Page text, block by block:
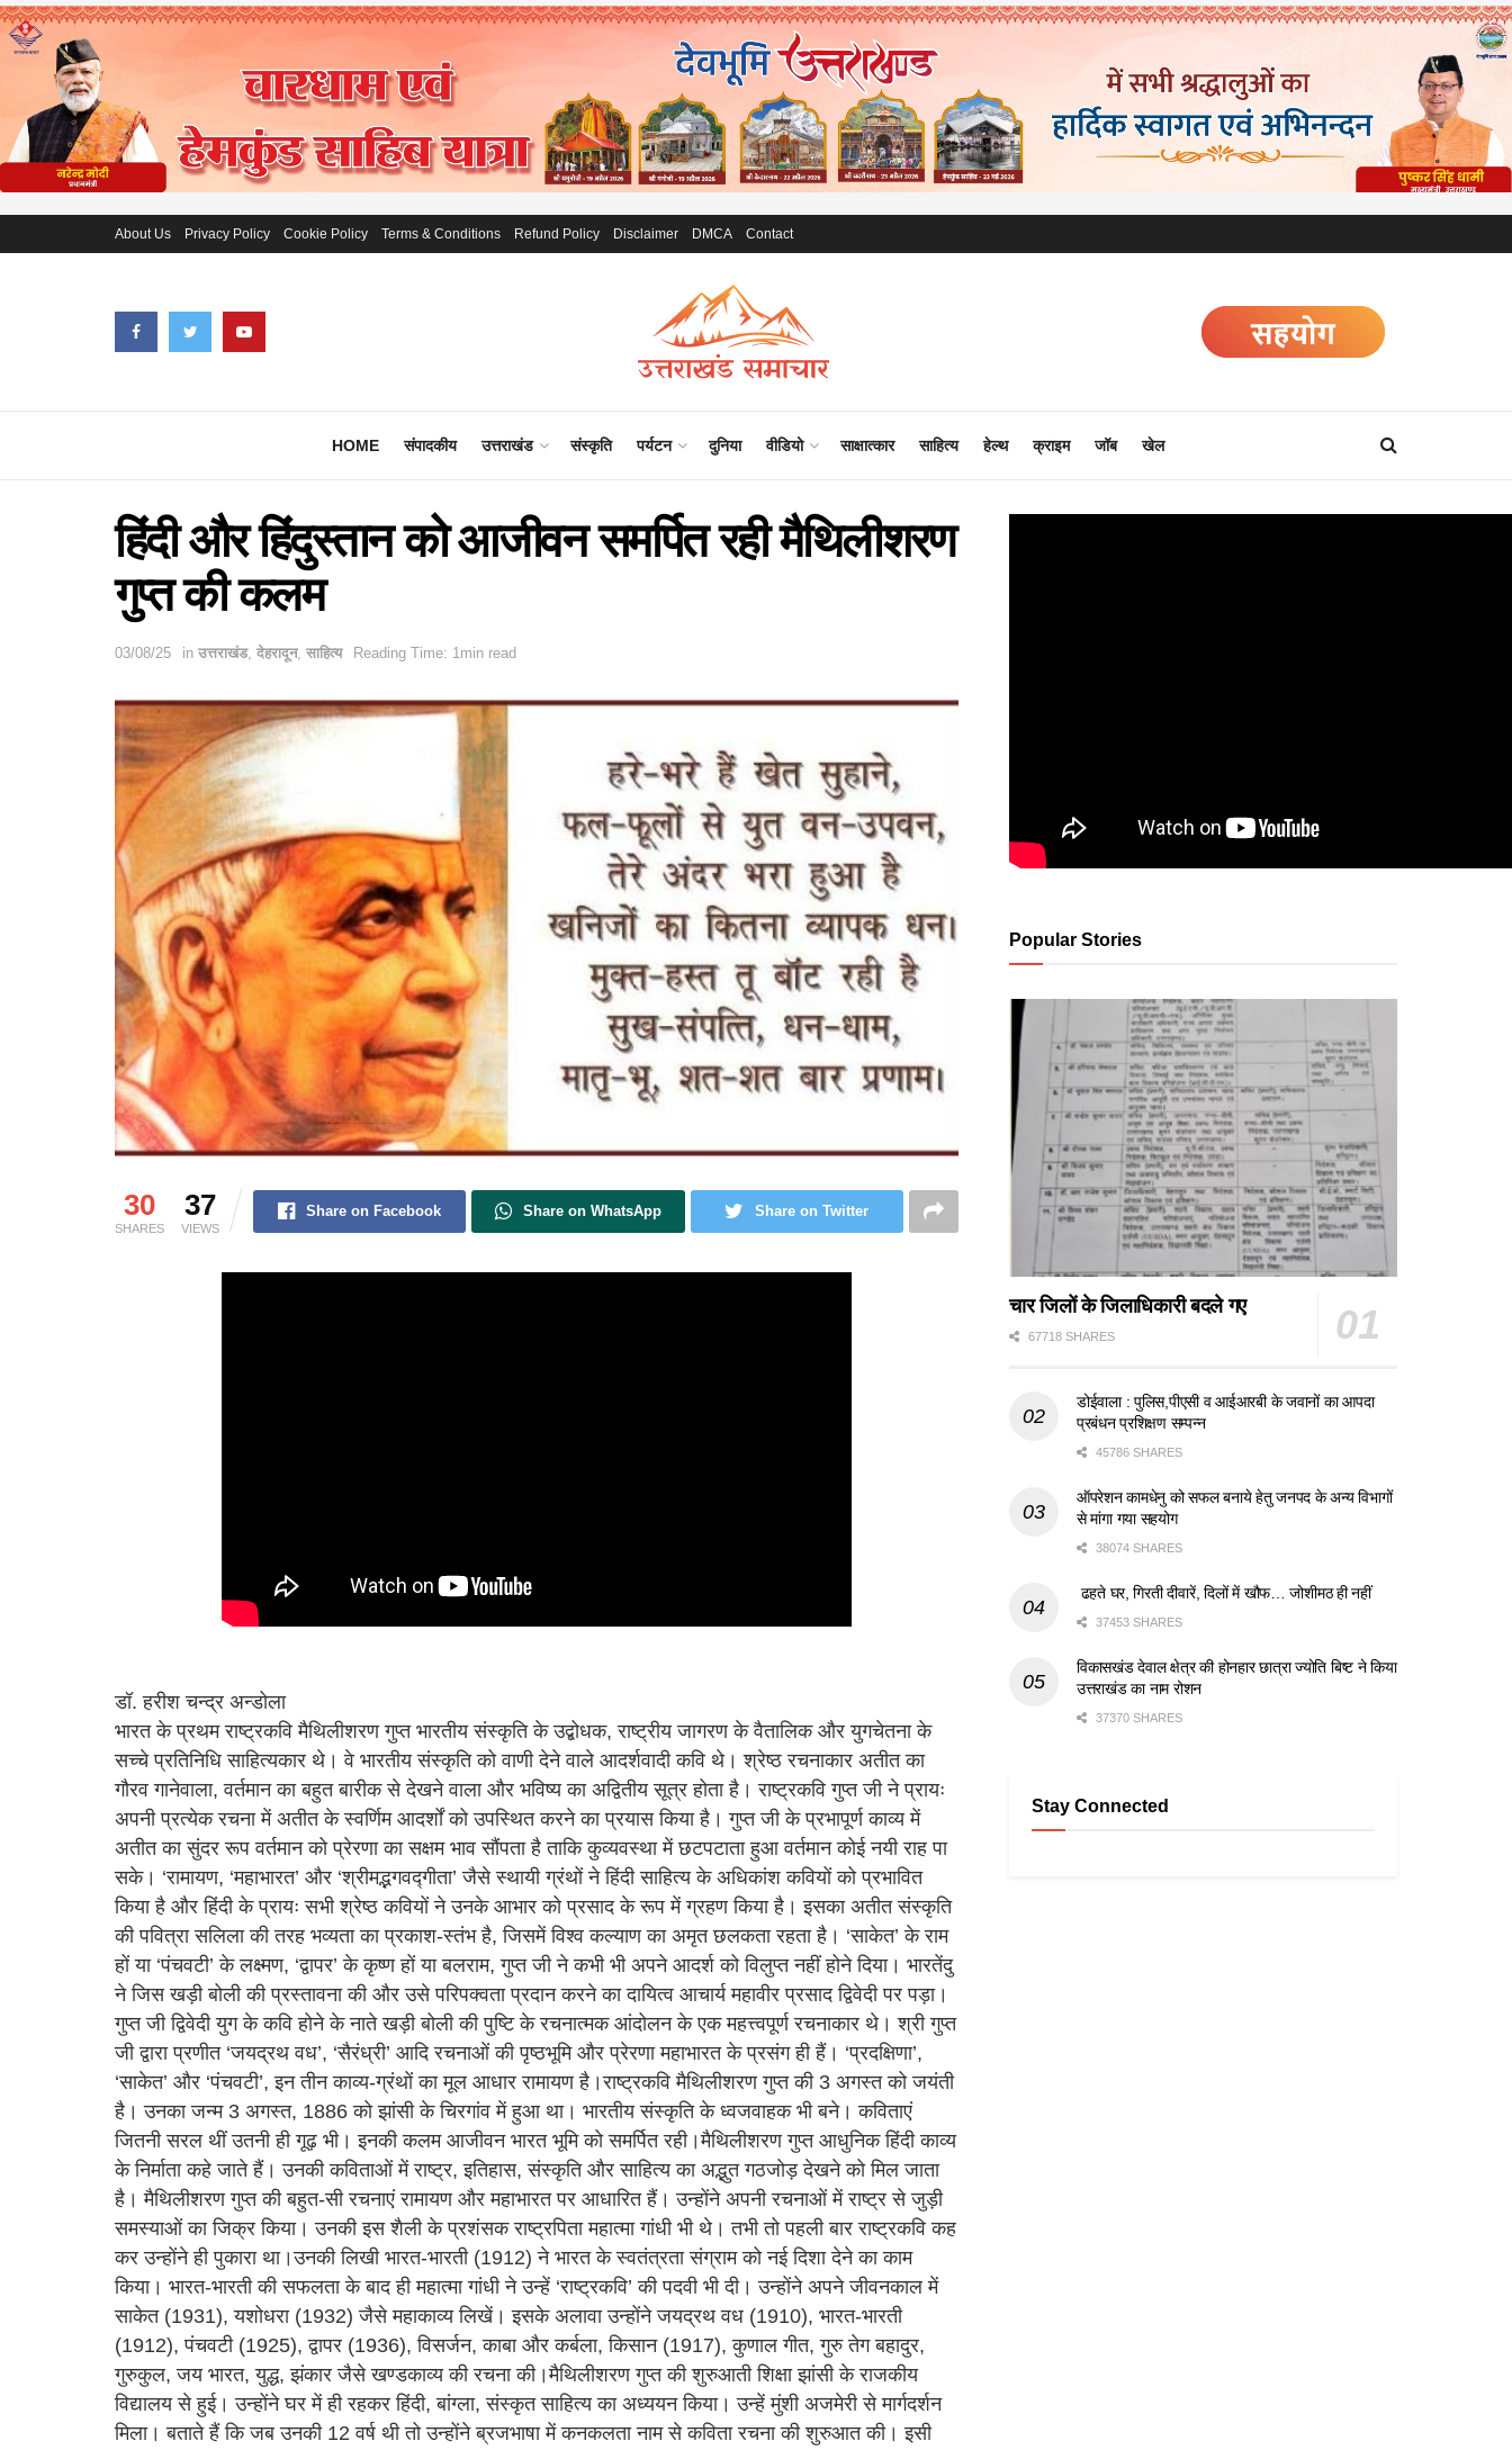
About Us Privacy Policy Cookie Policy Terms & Conditions Refund Policy Disclaimer DMCA Contact
HOME संपादकीय उत्तराखंड संस्कृति पर्यटन दुनिया वीडियो साक्षात्कार साहित्य हेल्थ क्राइम जॉब खेल
हिंदी और हिंदुस्तान को आजीवन समर्पित रही मैथिलीशरण
गुप्त की कलम
03/08/25 in उत्तराखंड, देहरादून, साहित्य Reading Time: 1min read
30
SHARES
37
VIEWS
Share on Facebook Share on WhatsApp Share on Twitter
डॉ. हरीश चन्द्र अन्डोला
भारत के प्रथम राष्ट्रकवि मैथिलीशरण गुप्त भारतीय संस्कृति के उद्बोधक, राष्ट्रीय जागरण के वैतालिक और युगचेतना के
सच्चे प्रतिनिधि साहित्यकार थे। वे भारतीय संस्कृति को वाणी देने वाले आदर्शवादी कवि थे। श्रेष्ठ रचनाकार अतीत का
गौरव गानेवाला, वर्तमान का बहुत बारीक से देखने वाला और भविष्य का अद्वितीय सूत्र होता है। राष्ट्रकवि गुप्त जी ने प्रायः
अपनी प्रत्येक रचना में अतीत के स्वर्णिम आदर्शों को उपस्थित करने का प्रयास किया है। गुप्त जी के प्रभापूर्ण काव्य में
अतीत का सुंदर रूप वर्तमान को प्रेरणा का सक्षम भाव सौंपता है ताकि कुव्यवस्था में छटपटाता हुआ वर्तमान कोई नयी राह पा
सके। ‘रामायण, ‘महाभारत’ और ‘श्रीमद्भगवद्गीता’ जैसे स्थायी ग्रंथों ने हिंदी साहित्य के अधिकांश कवियों को प्रभावित
किया है और हिंदी के प्रायः सभी श्रेष्ठ कवियों ने उनके आभार को प्रसाद के रूप में ग्रहण किया है। इसका अतीत संस्कृति
की पवित्रा सलिला की तरह भव्यता का प्रकाश-स्तंभ है, जिसमें विश्व कल्याण का अमृत छलकता रहता है। ‘साकेत’ के राम
हों या ‘पंचवटी’ के लक्ष्मण, ‘द्वापर’ के कृष्ण हों या बलराम, गुप्त जी ने कभी भी अपने आदर्श को विलुप्त नहीं होने दिया। भारतेंदु
ने जिस खड़ी बोली की प्रस्तावना की और उसे परिपक्वता प्रदान करने का दायित्व आचार्य महावीर प्रसाद द्विवेदी पर पड़ा।
गुप्त जी द्विवेदी युग के कवि होने के नाते खड़ी बोली की पुष्टि के रचनात्मक आंदोलन के एक महत्त्वपूर्ण रचनाकार थे। श्री गुप्त
जी द्वारा प्रणीत ‘जयद्रथ वध’, ‘सैरंध्री’ आदि रचनाओं की पृष्ठभूमि और प्रेरणा महाभारत के प्रसंग ही हैं। ‘प्रदक्षिणा’,
‘साकेत’ और ‘पंचवटी’, इन तीन काव्य-ग्रंथों का मूल आधार रामायण है।राष्ट्रकवि मैथिलीशरण गुप्त की 3 अगस्त को जयंती
है। उनका जन्म 3 अगस्त, 1886 को झांसी के चिरगांव में हुआ था। भारतीय संस्कृति के ध्वजवाहक भी बने। कविताएं
जितनी सरल थीं उतनी ही गूढ़ भी। इनकी कलम आजीवन भारत भूमि को समर्पित रही।मैथिलीशरण गुप्त आधुनिक हिंदी काव्य
के निर्माता कहे जाते हैं। उनकी कविताओं में राष्ट्र, इतिहास, संस्कृति और साहित्य का अद्भुत गठजोड़ देखने को मिल जाता
है। मैथिलीशरण गुप्त की बहुत-सी रचनाएं रामायण और महाभारत पर आधारित हैं। उन्होंने अपनी रचनाओं में राष्ट्र से जुड़ी
समस्याओं का जिक्र किया। उनकी इस शैली के प्रशंसक राष्ट्रपिता महात्मा गांधी भी थे। तभी तो पहली बार राष्ट्रकवि कह
कर उन्होंने ही पुकारा था।उनकी लिखी भारत-भारती (1912) ने भारत के स्वतंत्रता संग्राम को नई दिशा देने का काम
किया। भारत-भारती की सफलता के बाद ही महात्मा गांधी ने उन्हें ‘राष्ट्रकवि’ की पदवी भी दी। उन्होंने अपने जीवनकाल में
साकेत (1931), यशोधरा (1932) जैसे महाकाव्य लिखें। इसके अलावा उन्होंने जयद्रथ वध (1910), भारत-भारती
(1912), पंचवटी (1925), द्वापर (1936), विसर्जन, काबा और कर्बला, किसान (1917), कुणाल गीत, गुरु तेग बहादुर,
गुरुकुल, जय भारत, युद्ध, झंकार जैसे खण्डकाव्य की रचना की।मैथिलीशरण गुप्त की शुरुआती शिक्षा झांसी के राजकीय
विद्यालय से हुई। उन्होंने घर में ही रहकर हिंदी, बांग्ला, संस्कृत साहित्य का अध्ययन किया। उन्हें मुंशी अजमेरी से मार्गदर्शन
मिला। बताते हैं कि जब उनकी 12 वर्ष थी तो उन्होंने ब्रजभाषा में कनकलता नाम से कविता रचना की शुरुआत की। इसी
Popular Stories
चार जिलों के जिलाधिकारी बदले गए
67718 SHARES
डोईवाला : पुलिस,पीएसी व आईआरबी के जवानों का आपदा
प्रबंधन प्रशिक्षण सम्पन्न
45786 SHARES
ऑपरेशन कामधेनु को सफल बनाये हेतु जनपद के अन्य विभागों
से मांगा गया सहयोग
38074 SHARES
ढहते घर, गिरती दीवारें, दिलों में खौफ… जोशीमठ ही नहीं
37453 SHARES
विकासखंड देवाल क्षेत्र की होनहार छात्रा ज्योति बिष्ट ने किया
उत्तराखंड का नाम रोशन
37370 SHARES
Stay Connected